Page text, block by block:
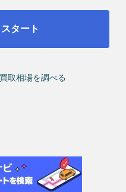
タート
取相場を調べる